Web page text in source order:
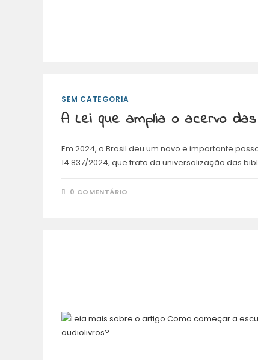
SEM CATEGORIA
A Lei que amplia o acervo
Em 2024, o Brasil deu um novo e importante
14.837/2024, que trata da universalização das
0 COMENTÁRIO